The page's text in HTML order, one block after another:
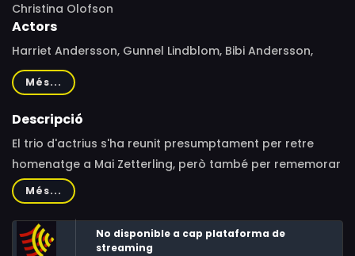
Christina Olofson
Actors
Harriet Andersson, Gunnel Lindblom, Bibi Andersson,
Melinda Kinnaman, Sven Wollter, Mona Sahlin
Més...
Descripció
El trio d'actrius s'ha reunit presumptament per retre
homenatge a Mai Zetterling, però també per rememorar
les seves carreres i les figures il·lustres amb què han
treballat, entre elles Ingmar Bergman.
Més...
No disponible a cap plataforma de
streaming